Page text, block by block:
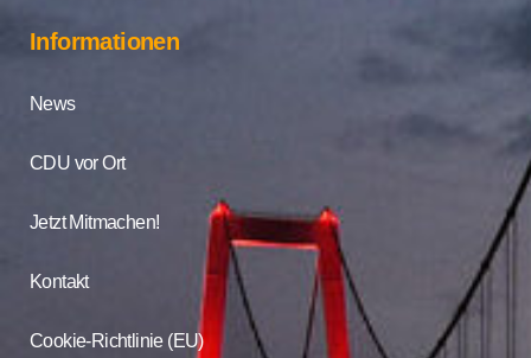
Informationen
News
CDU vor Ort
Jetzt Mitmachen!
Kontakt
Cookie-Richtlinie (EU)